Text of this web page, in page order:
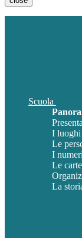
Scuola
I luoghi
Le
I
Le
La